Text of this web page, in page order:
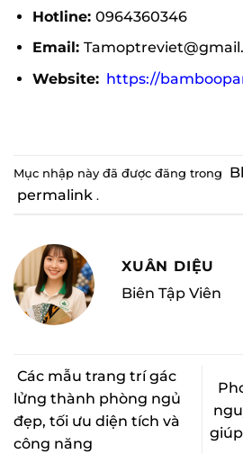
Hotline: 0964360346
Email:
Website: https://
Mục nhập này đã được đăng trong
permalink .
XUÂN DIỆU
Biên Tập Viên
Các mẫu trang trí gác
lửng thành phòng ngủ
đẹp, tối ưu diện tích và
công năng